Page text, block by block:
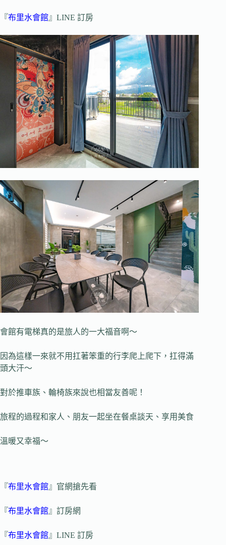
『布里水會館』LINE 訂房
會館有電梯真的是旅人的一大福音啊～
因為這樣一來就不用扛著笨重的行李爬上爬下，扛得滿
頭大汗～
對於推車族、輪椅族來說也相當友善呢！
旅程的過程和家人、朋友一起坐在餐桌談天、享用美食
溫暖又幸福～
『布里水會館』官網搶先看
『布里水會館』訂房網
『布里水會館』LINE 訂房